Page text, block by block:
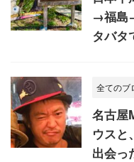
→福島
タバタ
全てのブ
名古屋
ウスと
出会っ